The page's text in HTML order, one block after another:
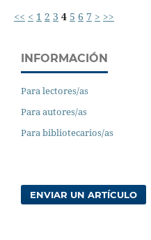
<< < 1 2 3 4 5 6 7 > >>
INFORMACIÓN
Para lectores/as
Para autores/as
Para bibliotecarios/as
ENVIAR UN ARTÍCULO